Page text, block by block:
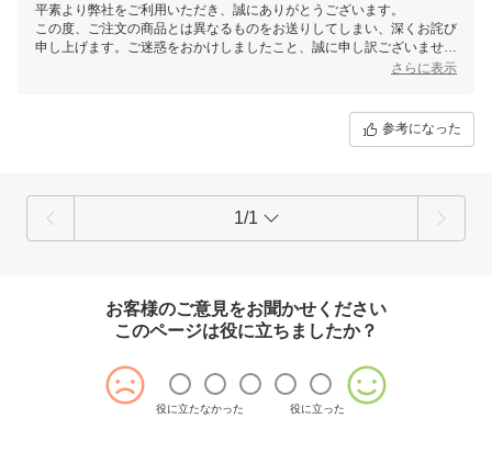
平素より弊社をご利用いただき、誠にありがとうございます。
この度、ご注文の商品とは異なるものをお送りしてしまい、深くお詫び
申し上げます。ご迷惑をおかけしましたこと、誠に申し訳ございませ
商品を再発送しており到着済みかと思われますが、今一度ご確認いただ
さらに表示
参考になった
1/1
お客様のご意見をお聞かせください
このページは役に立ちましたか？
役に立たなかった 役に立った